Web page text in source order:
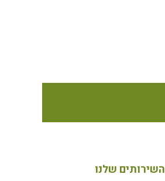
השירותים שלנו